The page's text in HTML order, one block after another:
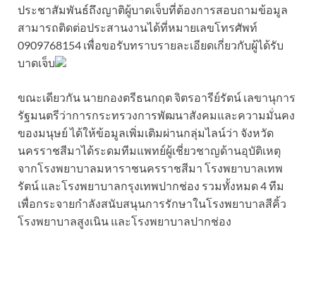
ประชาสัมพันธ์ถึงญาติผู้บาดเจ็บที่ต้องการสอบถามข้อมูล
สามารถติดต่อประสานงานได้ที่หมายเลขโทรศัพท์
0909768154 เพื่อขอรับทราบรายละเอียดเกี่ยวกับผู้ได้รับ
บาดเจ็บ
ขณะเดียวกัน นายกองตรีธนกฤต จิตรอารีย์รัตน์ เลขานุการ
รัฐมนตรีว่าการกระทรวงการพัฒนาสังคมและความมั่นคง
ของมนุษย์ ได้ให้ข้อมูลเพิ่มเติมผ่านกลุ่มไลน์ว่า จังหวัด
นครราชสีมาได้ระดมทีมแพทย์ผู้เชี่ยวชาญด้านอุบัติเหตุ
จากโรงพยาบาลมหาราชนครราชสีมา โรงพยาบาลเทพ
รัตน์ และโรงพยาบาลกรุงเทพปากช่อง รวมทั้งหมด 4 ทีม
เพื่อกระจายกำลังสนับสนุนการรักษาในโรงพยาบาลสีคิ้ว
โรงพยาบาลสูงเนิน และโรงพยาบาลปากช่อง